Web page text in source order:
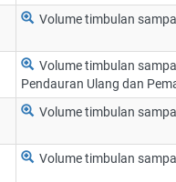
Volume timbulan
Volume timbulan
Pendauran Ulang dan
Volume timbulan
Volume timbulan